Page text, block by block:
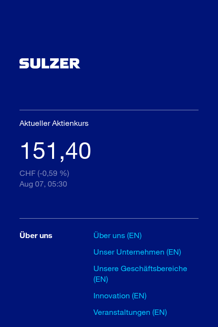
Aktueller Aktienkurs
151,40
CHF (-0,59 %)
Aug 07, 05:30
Über uns
Über uns (EN)
Unser Unternehmen (EN)
Unsere Geschäftsbereiche
(EN)
Innovation (EN)
Veranstaltungen (EN)